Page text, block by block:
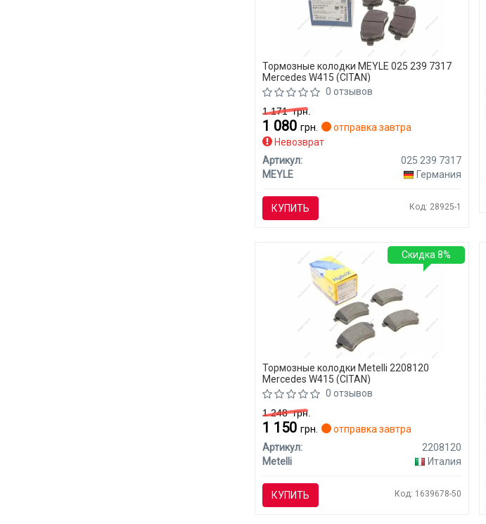
Тормозные колодки MEYLE 025 239 7317
Mercedes W415 (CITAN)
0 отзывов
1 171грн.
1 080 грн.
отправка завтра
Невозврат
Артикул:
025 239 7317
MEYLE
Германия
КУПИТЬ Код: 28925-1
Тормозные колодки Metelli 2208120
Mercedes W415 (CITAN)
0 отзывов
1 248грн.
1 150 грн.
отправка завтра
Артикул:
2208120
Metelli
Италия
КУПИТЬ Код: 1639678-50
Скидка 8%